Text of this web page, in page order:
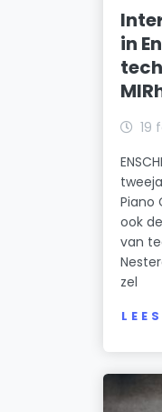
in
19
Piano
ook
van
zel